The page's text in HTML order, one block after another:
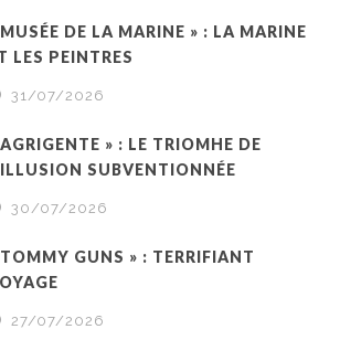
DE LA MARINE » : LA MARINE
LES PEINTRES
31/07/2026
» : LE TRIOMHE DE
SUBVENTIONNÉE
30/07/2026
GUNS » : TERRIFIANT
27/07/2026